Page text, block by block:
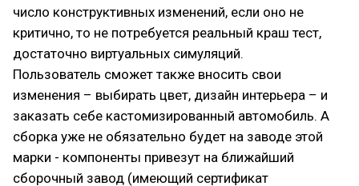
число конструктивных изменений, если оно не
критично, то не потребуется реальный краш тест,
достаточно виртуальных симуляций.
Пользователь сможет также вносить свои
изменения – выбирать цвет, дизайн интерьера – и
заказать себе кастомизированный автомобиль. А
сборка уже не обязательно будет на заводе этой
марки - компоненты привезут на ближайший
сборочный завод (имеющий сертификат